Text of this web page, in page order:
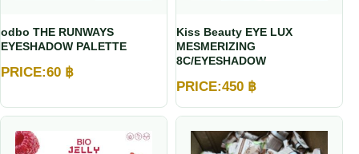
odbo THE RUNWAYS
EYESHADOW PALETTE
PRICE:60 ฿
Kiss Beauty EYE LUX
MESMERIZING
8C/EYESHADOW
PRICE:450 ฿